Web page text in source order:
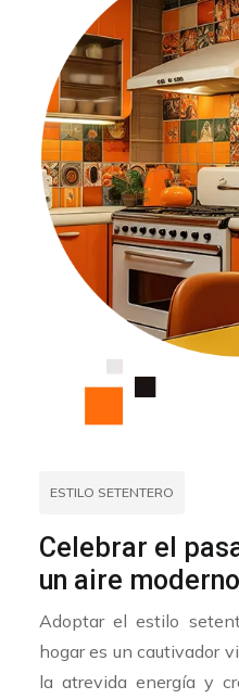
ESTILO SETENTERO
Celebrar el
un aire moderno
Adoptar el estilo
hogar es un cautivador
la atrevida energía y